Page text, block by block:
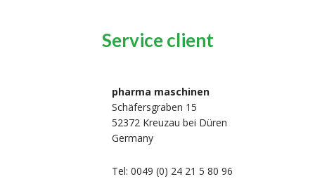
Service client
pharma maschinen
Schäfersgraben 15
52372 Kreuzau bei Düren
Germany
Tel: 0049 (0) 24 21 5 80 96